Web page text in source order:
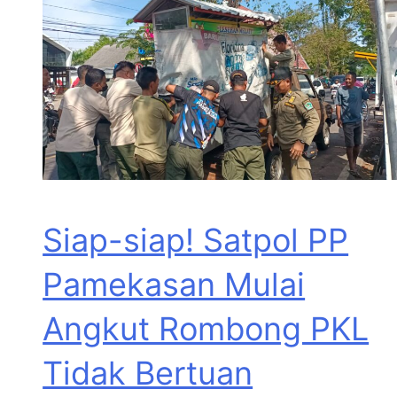
Siap-siap! Satpol PP
Pamekasan Mulai
Angkut Rombong PKL
Tidak Bertuan